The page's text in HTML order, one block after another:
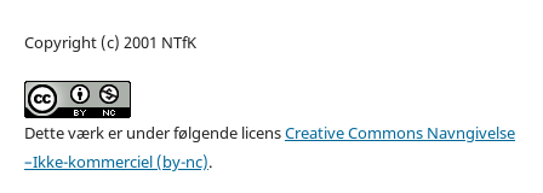
Copyright (c) 2001 NTfK
Dette værk er under følgende licensCreative Commons Navngivelse
–Ikke-kommerciel (by-nc).